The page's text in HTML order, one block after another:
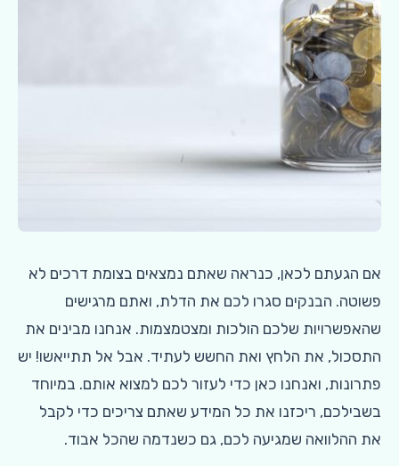
אם הגעתם לכאן, כנראה שאתם נמצאים בצומת דרכים לא
פשוטה. הבנקים סגרו לכם את הדלת, ואתם מרגישים
שהאפשרויות שלכם הולכות ומצטמצמות. אנחנו מבינים את
התסכול, את הלחץ ואת החשש לעתיד. אבל אל תתייאשו! יש
פתרונות, ואנחנו כאן כדי לעזור לכם למצוא אותם. במיוחד
בשבילכם, ריכזנו את כל המידע שאתם צריכים כדי לקבל
את ההלוואה שמגיעה לכם, גם כשנדמה שהכל אבוד.